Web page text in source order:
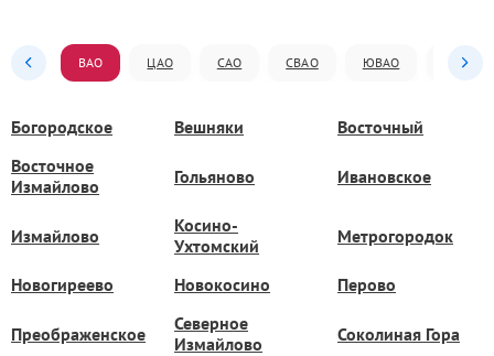
ВАО ЦАО САО СВАО ЮВАО ЮАО
Богородское Вешняки
Восточный
Восточное
Измайлово
Гольяново Ивановское
Измайлово
Косино-
Ухтомский
Метрогородок
Новогиреево Новокосино Перово
Преображенское
Северное
Измайлово
Соколиная Гора